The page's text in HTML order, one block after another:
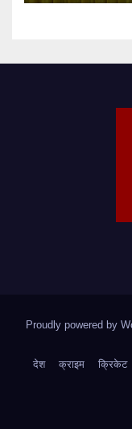
Proudly powered by
देश क्राइम क्रिकेट